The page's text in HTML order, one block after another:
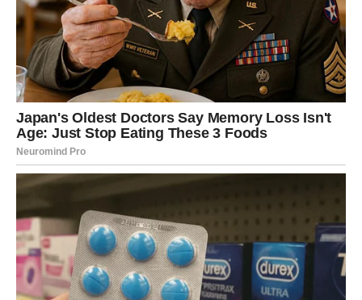
Vrijeme velikog optimizma
Pred vama su dani puni uspjeha i pozitivne energije.
DJEVICA
Pred vama je dan tokom kojeg ćete mnogo jasnije vidjeti
jednu situaciju koja vas dugo zbunjuje.
Na ljubavnom planu dolazi iskren razgovor koji vam vraća
mir.
Istina vam donosi olakšanje